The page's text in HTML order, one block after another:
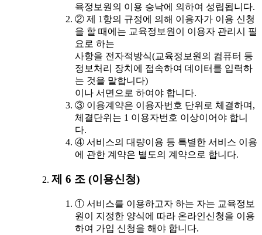
육정보원의 이용 승낙에 의하여 성립됩니다.
② 제 1항의 규정에 의해 이용자가 이용 신청
을 할 때에는 교육정보원이 이용자 관리시 필
요로 하는
사항을 전자적방식(교육정보원의 컴퓨터 등
정보처리 장치에 접속하여 데이터를 입력하
는 것을 말합니다)
이나 서면으로 하여야 합니다.
③ 이용계약은 이용자번호 단위로 체결하며,
체결단위는 1 이용자번호 이상이어야 합니
다.
④ 서비스의 대량이용 등 특별한 서비스 이용
에 관한 계약은 별도의 계약으로 합니다.
제 6 조 (이용신청)
① 서비스를 이용하고자 하는 자는 교육정보
원이 지정한 양식에 따라 온라인신청을 이용
하여 가입 신청을 해야 합니다.